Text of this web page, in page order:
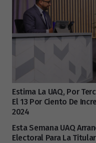
Estima La UAQ, Por
El 13 Por Ciento De
2024
Esta Semana UAQ
Electoral Para La